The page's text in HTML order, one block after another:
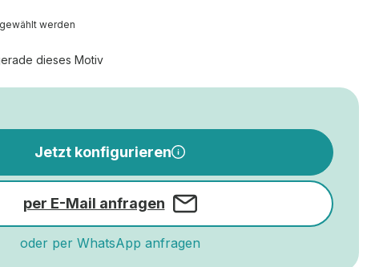
werden
dieses Motiv
Jetzt konfigurieren
per E-Mail anfragen
oder per WhatsApp anfragen